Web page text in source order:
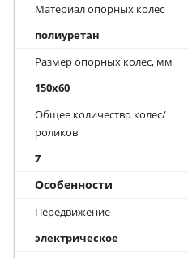
Материал опорных колес
полиуретан
Размер опорных колес, мм
150x60
Общее количество колес/
роликов
7
Особенности
Передвижение
электрическое